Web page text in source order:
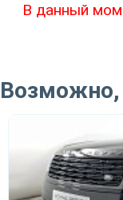
В данный
Возможно,